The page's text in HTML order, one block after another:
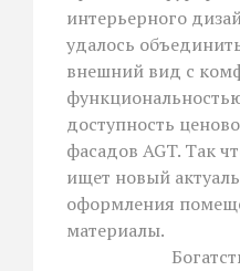
интерьерного
удалось
внешний вид с
доступность
фасадов AGT. Так
ищет новый
оформления
материалы.